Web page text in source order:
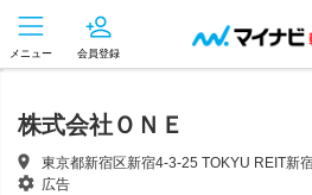
メニュー 会員登録
株式会社ＯＮＥ
東京都新宿区新宿4-3-25 TOKYU REIT新
広告